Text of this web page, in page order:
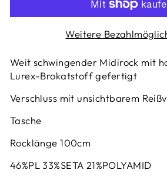
Weitere
Weit schwingender Midirock mit
Lurex-Brokatstoff gefertigt
Verschluss mit unsichtbarem
Tasche
Rocklänge 100cm
46%PL 33%SETA 21%POLYAMID